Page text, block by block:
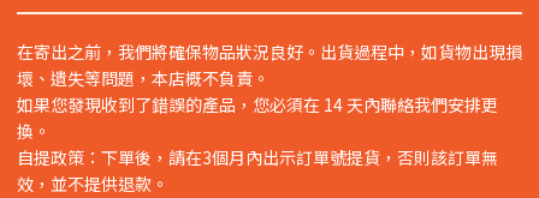
在寄出之前，我們將確保物品狀況良好。出貨過程中，如貨物出現損
壞、遺失等問題，本店概不負責。
如果您發現收到了錯誤的產品，您必須在 14 天內聯絡我們安排更
換。
自提政策：下單後，請在3個月內出示訂單號提貨，否則該訂單無
效，並不提供退款。